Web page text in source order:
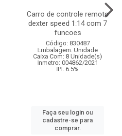
Carro de controle remoto
dexter speed 1:14 com 7
funcoes
Código: 830487
Embalagem: Unidade
Caixa Com: 8 Unidade(s)
Inmetro: 004862/2021
IPI: 6.5%
Faça seu login ou
cadastre-se para
comprar.